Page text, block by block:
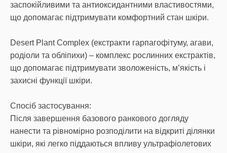
заспокійливими та антиоксидантними властивостями,
що допомагає підтримувати комфортний стан шкіри.
Desert Plant Complex (екстракти гарпагофітуму, агави,
родіоли та обліпихи) – комплекс рослинних екстрактів,
що допомагає підтримувати зволоженість, м’якість і
захисні функції шкіри.
Спосіб застосування:
Після завершення базового ранкового догляду
нанести та рівномірно розподілити на відкриті ділянки
шкіри, які легко піддаються впливу ультрафіолетових